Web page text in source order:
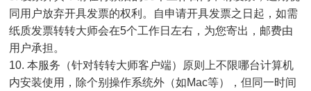
同用户放弃开具发票的权利。自申请开具发票之日起，如需
纸质发票转转大师会在5个工作日左右，为您寄出，邮费由
用户承担。
10. 本服务（针对转转大师客户端）原则上不限哪台计算机
内安装使用，除个别操作系统外（如Mac等），但同一时间